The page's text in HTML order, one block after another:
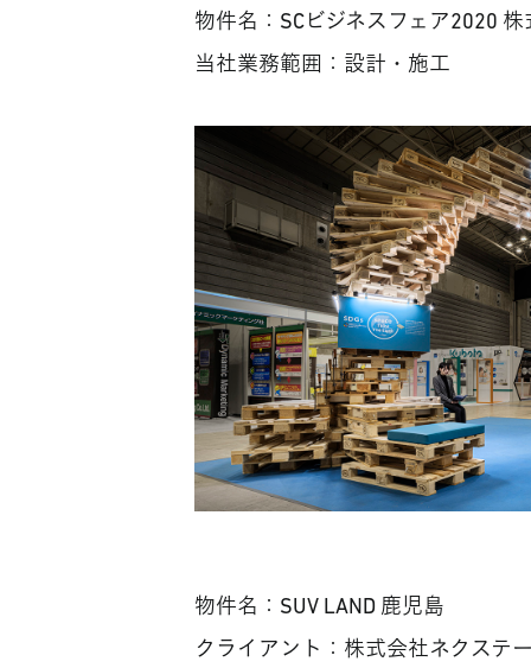
物件名：SCビジネスフェア2020 株
当社業務範囲：設計・施工
物件名：SUV LAND 鹿児島
クライアント：株式会社ネクステ